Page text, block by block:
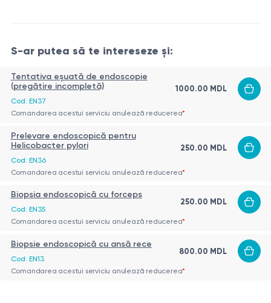
Pigment de
cerneală steril
Tatuajele realizate prin tatuaj endoscopic rămân vizibile pe
termen lung, permițând medicilor să identifice și să
timpul examinării ulterioare.
Rolul tatuajului endoscopic
Tatuajul endoscopic, fără a include costul materialului de
tatuaj și al instrumentarului de unică folosință, este o
procedură minim invazivă care permite medicilor să
vizualizeze structurile interne ale corpului. Această tehnică
este deosebit de utilă în gastroenterologie, permițând
Prin utilizarea tehnologiilor imagistice avansate, tatuajul
endoscopic oferă informații valoroase pentru diagnosticarea
și monitorizarea diverselor afecțiuni gastrointestinale.
Indicații pentru tatuajul endoscopic
Tatuajul endoscopic este recomandat în mai multe situații,
inclusiv:
Evaluarea simptomelor gastrointestinale:Ajută la
diagnosticarea durerilor abdominale, dificultăților de
S-ar putea să te intereseze și:
Tentativa eșuată de endoscopie
(pregătire incompletă)
Cod: EN37
1000.00 MDL
Comandarea acestui serviciu anulează reducerea*
Prelevare endoscopică pentru
Helicobacter pylori
Cod: EN36
250.00 MDL
Comandarea acestui serviciu anulează reducerea*
Biopsia endoscopică cu forceps
Cod: EN35
250.00 MDL
Comandarea acestui serviciu anulează reducerea*
Biopsie endoscopică cu ansă rece
Cod: EN13
800.00 MDL
Comandarea acestui serviciu anulează reducerea*